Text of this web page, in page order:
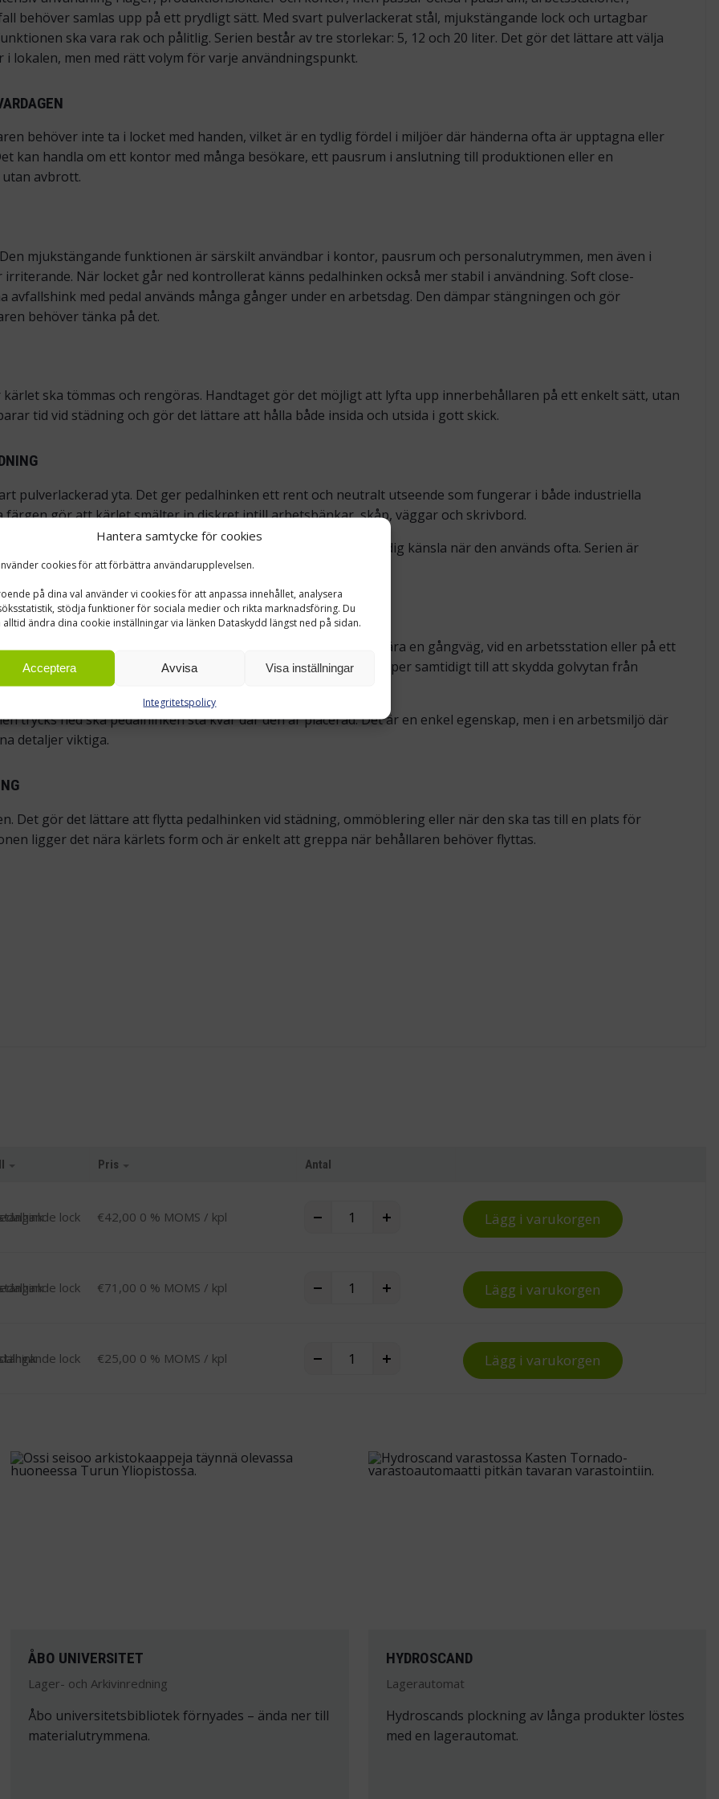
Hantera samtycke för cookies
cookies för att förbättra användarupplevelsen.
på dina val använder vi cookies för att anpassa innehållet, analysera
stödja funktioner för sociala medier och rikta marknadsföring. Du
alltid ändra dina cookie inställningar via länken Dataskydd längst ned på sidan.
Acceptera Avvisa Visa inställningar
Integritetspolicy
behöver samlas upp på ett prydligt sätt. Med svart pulverlackerat stål, mjukstängande lock och urtagbar
ska vara rak och pålitlig. Serien består av tre storlekar: 5, 12 och 20 liter. Det gör det lättare att välja
lokalen, men med rätt volym för varje användningspunkt.
behöver inte ta i locket med handen, vilket är en tydlig fördel i miljöer där händerna ofta är upptagna eller
kan handla om ett kontor med många besökare, ett pausrum i anslutning till produktionen eller en
avbrott.
mjukstängande funktionen är särskilt användbar i kontor, pausrum och personalutrymmen, men även i
När locket går ned kontrollerat känns pedalhinken också mer stabil i användning. Soft close-
med pedal används många gånger under en arbetsdag. Den dämpar stängningen och gör
behöver tänka på det.
ska tömmas och rengöras. Handtaget gör det möjligt att lyfta upp innerbehållaren på ett enkelt sätt, utan
tid vid städning och gör det lättare att hålla både insida och utsida i gott skick.
pulverlackerad yta. Det ger pedalhinken ett rent och neutralt utseende som fungerar i både industriella
gör att kärlet smälter in diskret intill arbetsbänkar, skåp, väggar och skrivbord.
lätt att placera där den syns. En pedalhink i stål ger en stadig känsla när den används ofta. Serien är
med pedal som är enkel i formen men tålig i vardagen.
hålla pedalhinken på plats. Det är praktiskt när kärlet står nära en gångväg, vid en arbetsstation eller på ett
används. Gummiringen minskar risken för glidning och hjälper samtidigt till att skydda golvytan från
trycks ned ska pedalhinken stå kvar där den är placerad. Det är en enkel egenskap, men i en arbetsmiljö där
detaljer viktiga.
Det gör det lättare att flytta pedalhinken vid städning, ommöblering eller när den ska tas till en plats för
ligger det nära kärlets form och är enkelt att greppa när behållaren behöver flyttas.
Pris Antal
€42,00 0 % MOMS / kpl Pedalhinkar quantity
+ Lägg i varukorgen
€71,00 0 % MOMS / kpl Pedalhinkar quantity
+ Lägg i varukorgen
€25,00 0 % MOMS / kpl Pedalhinkar quantity
+ Lägg i varukorgen
ÅBO UNIVERSITET
Lager- och Arkivinredning
Åbo universitetsbibliotek förnyades – ända ner till
materialutrymmena.
HYDROSCAND
Lagerautomat
Hydroscands plockning av långa produkter löstes
med en lagerautomat.